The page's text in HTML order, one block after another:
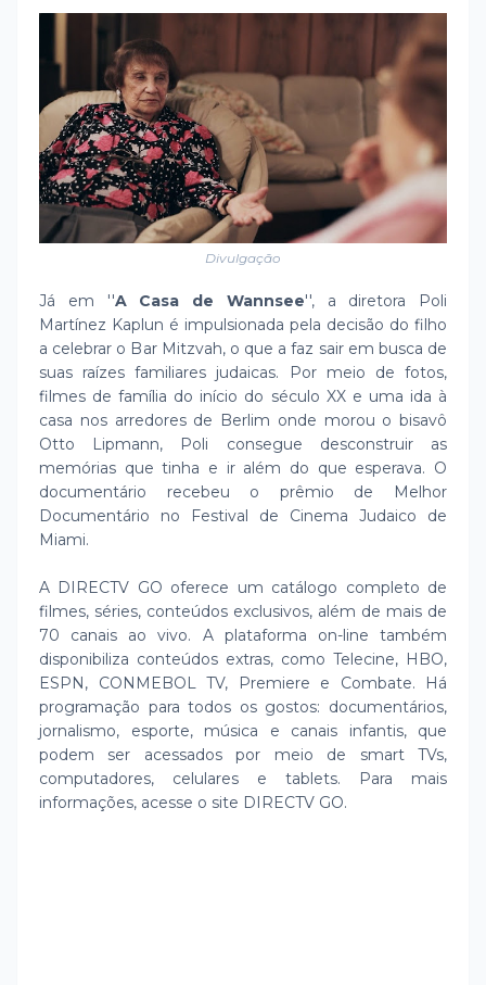
Divulgação
Já em ''A Casa de Wannsee'', a diretora Poli
Martínez Kaplun é impulsionada pela decisão do filho
a celebrar o Bar Mitzvah, o que a faz sair em busca de
suas raízes familiares judaicas. Por meio de fotos,
filmes de família do início do século XX e uma ida à
casa nos arredores de Berlim onde morou o bisavô
Otto Lipmann, Poli consegue desconstruir as
memórias que tinha e ir além do que esperava. O
documentário recebeu o prêmio de Melhor
Documentário no Festival de Cinema Judaico de
Miami.
A DIRECTV GO oferece um catálogo completo de
filmes, séries, conteúdos exclusivos, além de mais de
70 canais ao vivo. A plataforma on-line também
disponibiliza conteúdos extras, como Telecine, HBO,
ESPN, CONMEBOL TV, Premiere e Combate. Há
programação para todos os gostos: documentários,
jornalismo, esporte, música e canais infantis, que
podem ser acessados por meio de smart TVs,
computadores, celulares e tablets. Para mais
informações, acesse o site DIRECTV GO.